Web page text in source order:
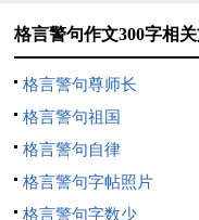
戒贪，贪则无品；戒骄，
为政重在廉，做人重在
腐败，只能获取片刻的
廉洁方能聚人，律己方
人。
格言警句作文300字相
格言警句尊师长
格言警句祖国
格言警句自律
格言警句字帖照片
格言警句字数少